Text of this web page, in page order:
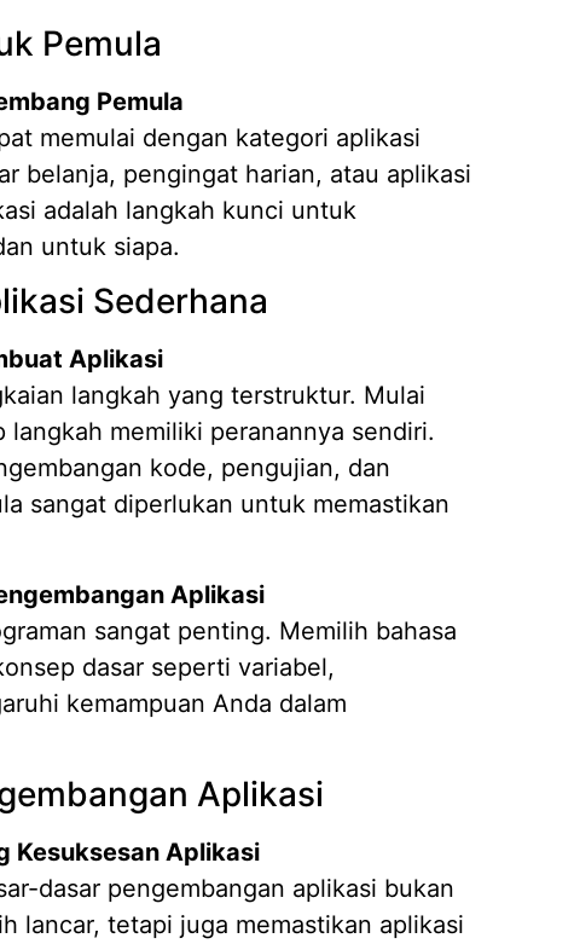
Pemula
Pemula
memulai dengan kategori aplikasi
belanja, pengingat harian, atau aplikasi
adalah langkah kunci untuk
untuk siapa.
Sederhana
Aplikasi
langkah yang terstruktur. Mulai
memiliki peranannya sendiri.
kode, pengujian, dan
sangat diperlukan untuk memastikan
Aplikasi
sangat penting. Memilih bahasa
dasar seperti variabel,
kemampuan Anda dalam
Aplikasi
Kesuksesan Aplikasi
dasar pengembangan aplikasi bukan
lancar, tetapi juga memastikan aplikasi